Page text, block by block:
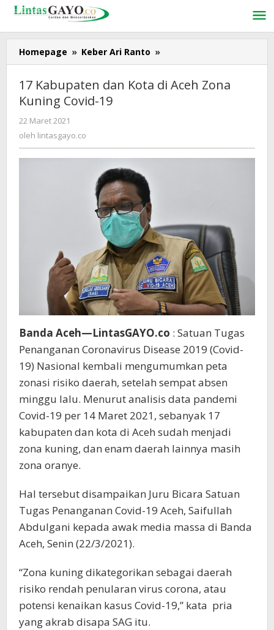
Lewati
konten
Homepage » Keber Ari Ranto »
Kabupaten
dan
Kota
17 Kabupaten dan Kota di Aceh Zona
Kuning Covid-19
22 Maret 2021
lintasgayo.co
oleh lintasgayo.co
Banda Aceh—LintasGAYO.co : Satuan Tugas
Penanganan Coronavirus Disease 2019 (Covid-
19) Nasional kembali mengumumkan peta
zonasi risiko daerah, setelah sempat absen
minggu lalu. Menurut analisis data pandemi
Covid-19 per 14 Maret 2021, sebanyak 17
kabupaten dan kota di Aceh sudah menjadi
zona kuning, dan enam daerah lainnya masih
zona oranye.
Hal tersebut disampaikan Juru Bicara Satuan
Tugas Penanganan Covid-19 Aceh, Saifullah
Abdulgani kepada awak media massa di Banda
Aceh, Senin (22/3/2021).
“Zona kuning dikategorikan sebagai daerah
risiko rendah penularan virus corona, atau
potensi kenaikan kasus Covid-19,” kata pria
yang akrab disapa SAG itu.